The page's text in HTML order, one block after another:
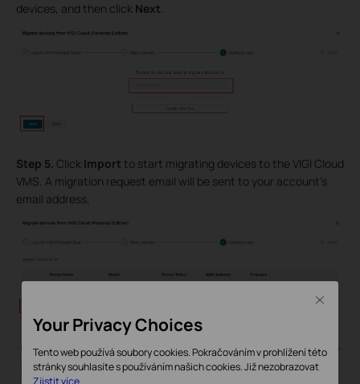
devices, and then click Next.
Step 5. Click Import to start migrating devices to the VIGI Cloud
VMS. A migration request email will be sent to your account’s
email address,
Your Privacy Choices
Tento web používá soubory cookies. Pokračováním v prohlížení této
stránky souhlasíte s používáním našich cookies.Již nezobrazovat
Close